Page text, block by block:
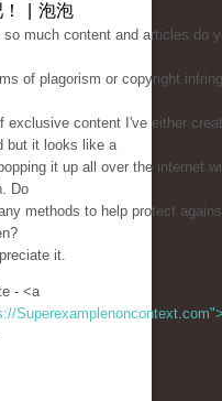
！ | 泡泡
so much content and articles do
of plagorism or copyright
exclusive content I've either
but it looks like a
it up all over the internet
Do
methods to help protect
it.
- <a